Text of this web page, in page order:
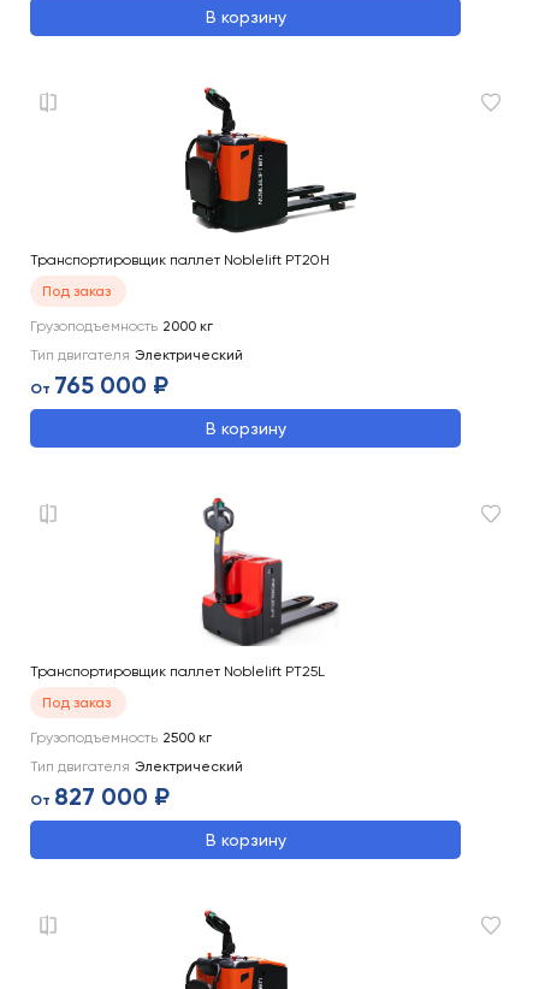
В корзину
Транспортировщик паллет Noblelift PT20H
Под заказ
Грузоподъемность 2000 кг
Тип двигателя Электрический
От 765 000 ₽
В корзину
Транспортировщик паллет Noblelift PT25L
Под заказ
Грузоподъемность 2500 кг
Тип двигателя Электрический
От 827 000 ₽
В корзину